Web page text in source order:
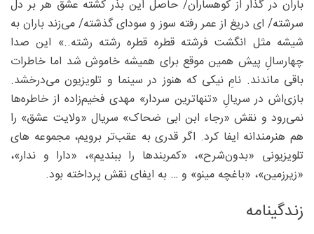
باران در گذار از کوهساران/ حاصل این بذر کشته عشق هر بر دل
سرشته/ ای دریغ از عمر رفته سوز و سودای گذشته/ می‌زند باران به
شیشه مثل انگشت فرشته قطره قطره رشته رشته..» این صدا
چهارسالِ پیش همین موقع برای همیشه خاموش شد اما خاطرات
باقی ماندند. نامِ نیکی که هنوز در سینما و تلویزیون می‌درخشد.
بازی‌اش در سریالِ «تنهاترین سردار» مهدی فخیم‌زاده از خاطره‌ها
نمی‌رود و نقش «رجاء ابن ابی ضحاک» سریال «ولایت عشق» را
هم هنرمندانه ایفا کرد. اگر قدری به عقب‌تر برویم، مجموعه های
تلویزیونی «بدون‌شرح»، «کمربندها را ببندیم»، «دارا و ندار»،
«زیرزمین»، «باغچه مینو» و … به ایفای نقش پرداخته بود.
زندگینامه